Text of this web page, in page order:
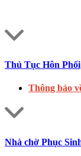
- Trước
Thủ Tục Hôn Phối
Thông báo
Nhà chờ Phục